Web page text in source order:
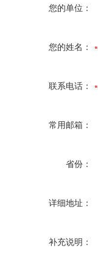
您的单位：
您的姓名：
联系电话：
常用邮箱：
省份：
详细地址：
补充说明：